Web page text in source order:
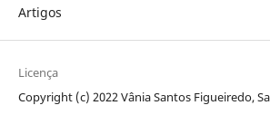
Artigos
Licença
Copyright (c) 2022 Vânia Santos Figueiredo,